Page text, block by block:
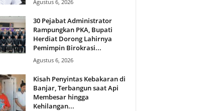
Agustus 6, 2026
30 Pejabat Administrator
Rampungkan PKA, Bupati
Herdiat Dorong Lahirnya
Pemimpin Birokrasi...
Agustus 6, 2026
Kisah Penyintas Kebakaran di
Banjar, Terbangun saat Api
Membesar hingga
Kehilangan...